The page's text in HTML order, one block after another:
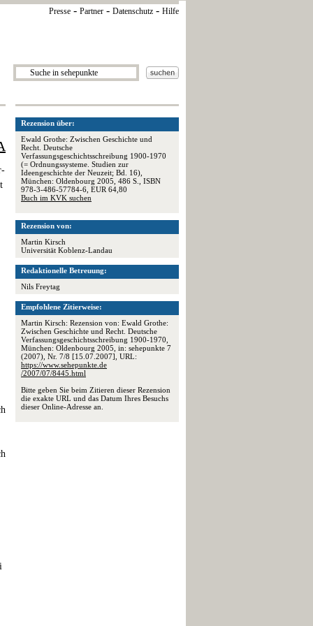
Presse - Partner - Datenschutz - Hilfe
Rezension über:
Ewald Grothe: Zwischen Geschichte und
Recht. Deutsche
Verfassungsgeschichtsschreibung 1900-1970
(= Ordnungssysteme. Studien zur
Ideengeschichte der Neuzeit; Bd. 16),
München: Oldenbourg 2005, 486 S., ISBN
978-3-486-57784-6, EUR 64,80
Buch im KVK suchen
Rezension von:
Martin Kirsch
Universität Koblenz-Landau
Redaktionelle Betreuung:
Nils Freytag
Empfohlene Zitierweise:
Martin Kirsch: Rezension von: Ewald Grothe:
Zwischen Geschichte und Recht. Deutsche
Verfassungsgeschichtsschreibung 1900-1970,
München: Oldenbourg 2005, in: sehepunkte 7
(2007), Nr. 7/8 [15.07.2007], URL:
https://www.sehepunkte.de
/2007/07/8445.html
Bitte geben Sie beim Zitieren dieser Rezension
die exakte URL und das Datum Ihres Besuchs
dieser Online-Adresse an.